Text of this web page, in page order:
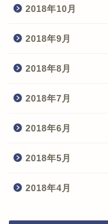
2018年10月
2018年9月
2018年8月
2018年7月
2018年6月
2018年5月
2018年4月